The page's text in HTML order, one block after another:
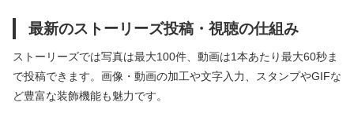
最新のストーリーズ投稿・視聴の仕組み
ストーリーズでは写真は最大100件、動画は1本あたり最大60秒ま
で投稿できます。画像・動画の加工や文字入力、スタンプやGIFな
ど豊富な装飾機能も魅力です。